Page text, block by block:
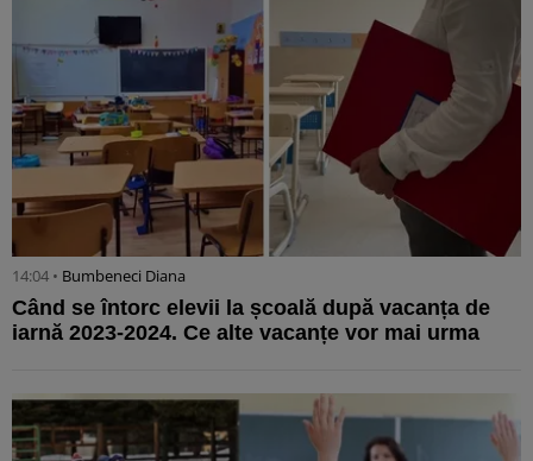
14:04 • Bumbeneci Diana
Când se întorc elevii la școală după vacanța de
iarnă 2023-2024. Ce alte vacanțe vor mai urma